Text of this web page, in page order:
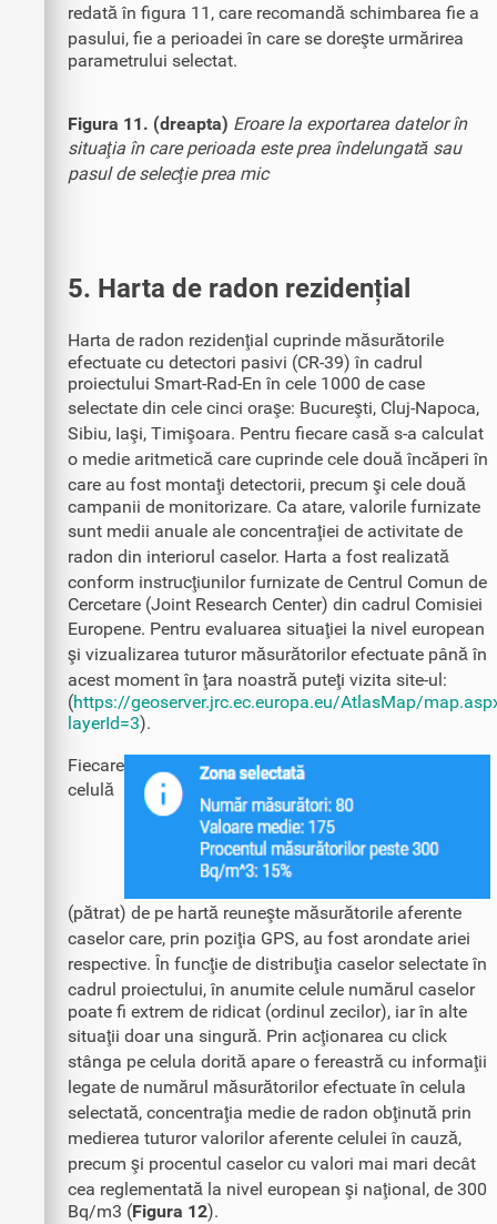
redată în figura 11, care recomandă schimbarea fie a
pasului, fie a perioadei în care se doreşte urmărirea
parametrului selectat.
Figura 11. (dreapta) Eroare la exportarea datelor în
situaţia în care perioada este prea îndelungată sau
pasul de selecţie prea mic
5. Harta de radon rezidențial
Harta de radon rezidenţial cuprinde măsurătorile
efectuate cu detectori pasivi (CR-39) în cadrul
proiectului Smart-Rad-En în cele 1000 de case
selectate din cele cinci oraşe: Bucureşti, Cluj-Napoca,
Sibiu, Iaşi, Timişoara. Pentru fiecare casă s-a calculat
o medie aritmetică care cuprinde cele două încăperi în
care au fost montaţi detectorii, precum şi cele două
campanii de monitorizare. Ca atare, valorile furnizate
sunt medii anuale ale concentraţiei de activitate de
radon din interiorul caselor. Harta a fost realizată
conform instrucţiunilor furnizate de Centrul Comun de
Cercetare (Joint Research Center) din cadrul Comisiei
Europene. Pentru evaluarea situaţiei la nivel european
şi vizualizarea tuturor măsurătorilor efectuate până în
acest moment în ţara noastră puteţi vizita site-ul:
(https://geoserver.jrc.ec.europa.eu/AtlasMap/
layerId=3).
Fiecare
celulă
(pătrat) de pe hartă reuneşte măsurătorile aferente
caselor care, prin poziţia GPS, au fost arondate ariei
respective. În funcţie de distribuţia caselor selectate în
cadrul proiectului, în anumite celule numărul caselor
poate fi extrem de ridicat (ordinul zecilor), iar în alte
situaţii doar una singură. Prin acţionarea cu click
stânga pe celula dorită apare o fereastră cu informaţii
legate de numărul măsurătorilor efectuate în celula
selectată, concentraţia medie de radon obţinută prin
medierea tuturor valorilor aferente celulei în cauză,
precum şi procentul caselor cu valori mai mari decât
cea reglementată la nivel european şi naţional, de 300
Bq/m3 (Figura 12).